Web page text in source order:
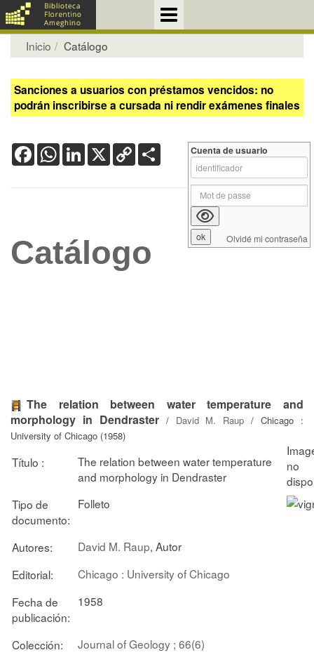
Inicio Catálogo
Sanciones a usuarios con préstamos vencidos: no
podrán inscribirse a cursada ni rendir exámenes finales
FacebookWhatsApp
LinkedIn
X Copy
Link
Catálogo
The relation between water temperature and
morphology in Dendraster/ David M. Raup / Chicago :
University of Chicago (1958)
Título :
The relation between water temperature
and morphology in Dendraster
Tipo de
documento:
Folleto
Autores: David M. Raup, Autor
Editorial:
Chicago : University of Chicago
Fecha de
publicación:
1958
Colección:
Journal of Geology ; 66(6)
Cuenta de usuario
Olvidé mi contraseña